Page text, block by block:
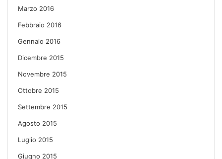
Marzo 2016
Febbraio 2016
Gennaio 2016
Dicembre 2015
Novembre 2015
Ottobre 2015
Settembre 2015
Agosto 2015
Luglio 2015
Giugno 2015